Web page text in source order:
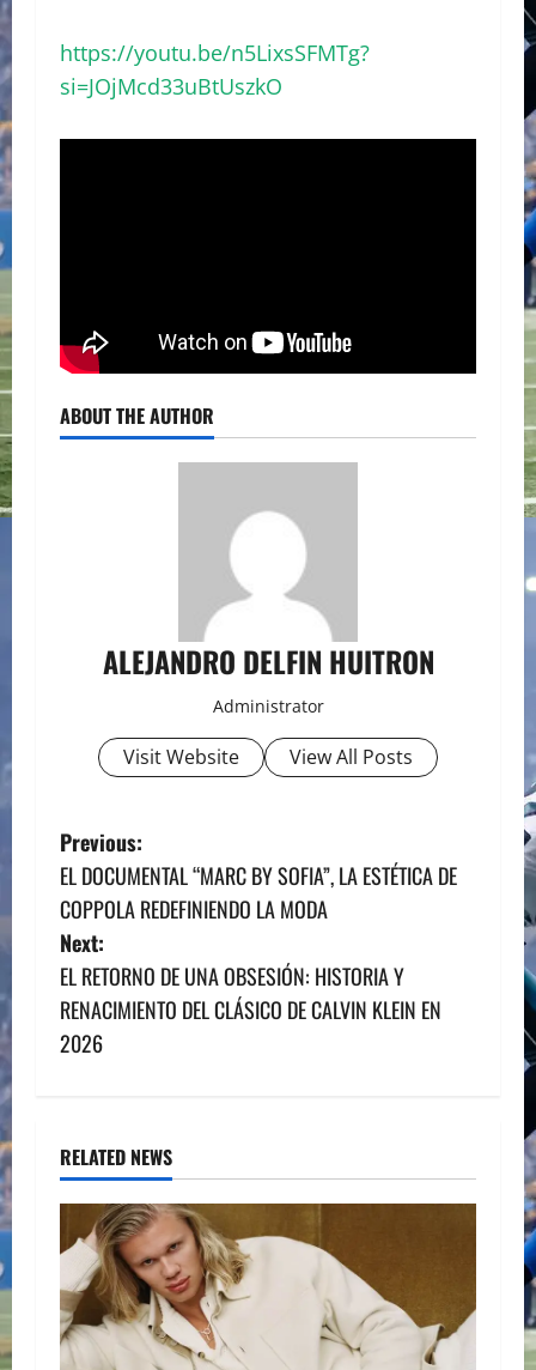
https://youtu.be/n5LixsSFMTg?
si=JOjMcd33uBtUszkO
ABOUT THE AUTHOR
ALEJANDRO DELFIN HUITRON
Administrator
Visit Website View All Posts
P
o
s
t
n
v
i
g
a
t
Previous:
EL DOCUMENTAL “MARC BY SOFIA”, LA ESTÉTICA DE
COPPOLA REDEFINIENDO LA MODA
Next:
EL RETORNO DE UNA OBSESIÓN: HISTORIA Y
RENACIMIENTO DEL CLÁSICO DE CALVIN KLEIN EN
2026
RELATED NEWS